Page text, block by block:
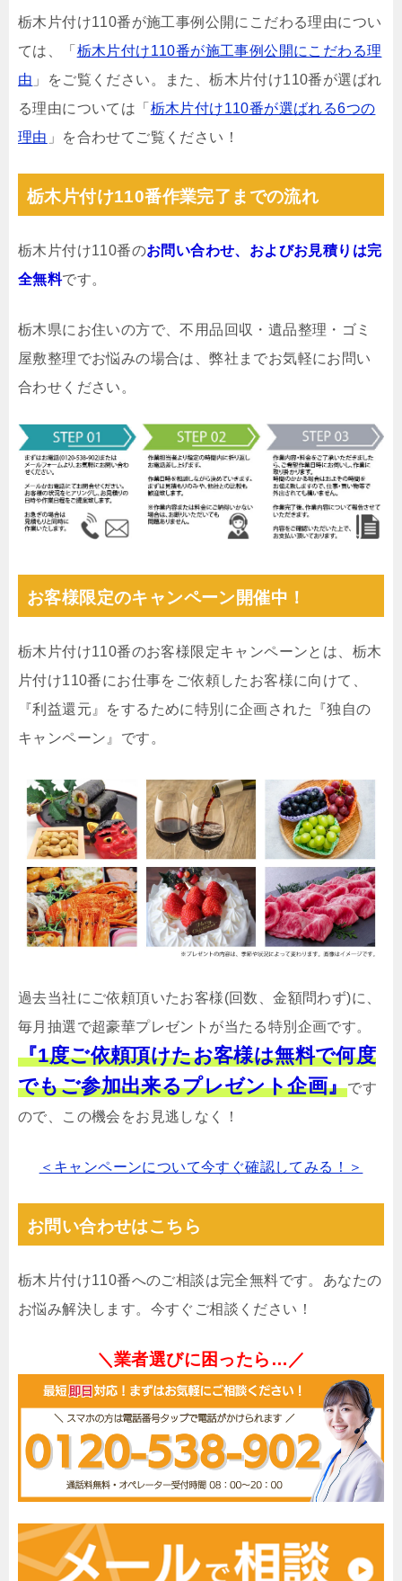
栃木片付け110番が施工事例公開にこだわる理由につい
ては、「 栃木片付け110番が施工事例公開にこだわる理
由 」をご覧ください。また、栃木片付け110番が選ばれ
る理由については「 栃木片付け110番が選ばれる6つの
理由 」を合わせてご覧ください！
栃木片付け110番作業完了までの流れ
栃木片付け110番のお問い合わせ、およびお見積りは完
全無料です。
栃木県にお住いの方で、不用品回収・遺品整理・ゴミ
屋敷整理でお悩みの場合は、弊社までお気軽にお問い
合わせください。
お客様限定のキャンペーン開催中！
栃木片付け110番のお客様限定キャンペーンとは、栃木
片付け110番にお仕事をご依頼したお客様に向けて、
『利益還元』をするために特別に企画された『独自の
キャンペーン』です。
過去当社にご依頼頂いたお客様(回数、金額問わず)に、
毎月抽選で超豪華プレゼントが当たる特別企画です。
『1度ご依頼頂けたお客様は無料で何度
でもご参加出来るプレゼント企画』です
ので、この機会をお見逃しなく！
＜キャンペーンについて今すぐ確認してみる！＞
お問い合わせはこちら
栃木片付け110番へのご相談は完全無料です。あなたの
お悩み解決します。今すぐご相談ください！
＼業者選びに困ったら…／